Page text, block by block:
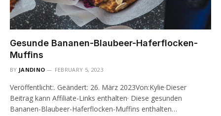
Gesunde Bananen-Blaubeer-Haferflocken-
Muffins
BY JANDINO FEBRUARY 5, 2023
Veröffentlicht:. Geändert: 26. März 2023Von:Kylie·Dieser
Beitrag kann Affiliate-Links enthalten· Diese gesunden
Bananen-Blaubeer-Haferflocken-Muffins enthalten…